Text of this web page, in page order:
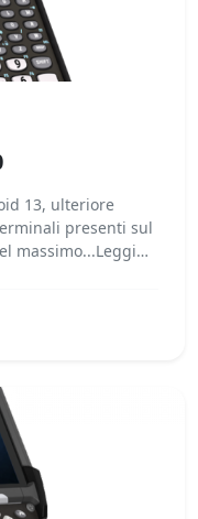
13, ulteriore
presenti sul
massimo...Leggi